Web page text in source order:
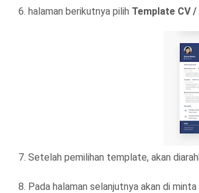
6. halaman berikutnya pilih Template CV /
7. Setelah pemilihan template, akan
8. Pada halaman selanjutnya akan di